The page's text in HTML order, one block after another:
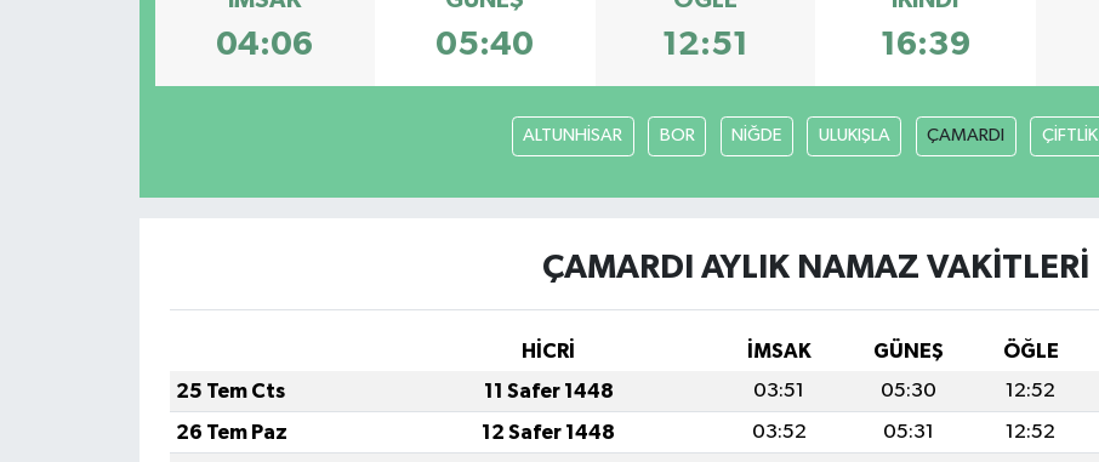
04:06 05:40 12:51 16:39
ALTUNHİSAR BOR NİĞDE ULUKIŞLA ÇAMARDI ÇİFTLİK
ÇAMARDI AYLIK NAMAZ VAKITLERI
HİCRİ İMSAK GÜNEŞ ÖĞLE
25 Tem Cts
11 Safer 1448 03:51 05:30 12:52
26 Tem Paz
12 Safer 1448 03:52 05:31 12:52